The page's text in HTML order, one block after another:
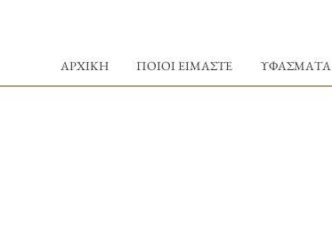
ΑΡΧΙΚΗ ΠΟΙΟΙ ΕΙΜΑΣΤΕ ΥΦΑΣΜΑΤΑ